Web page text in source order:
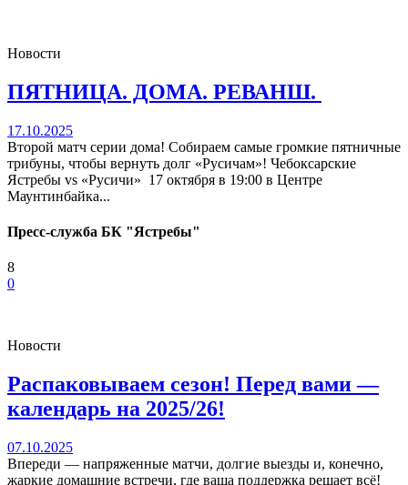
Новости
ПЯТНИЦА. ДОМА. РЕВАНШ.
17.10.2025
Второй матч серии дома! Собираем самые громкие пятничные
трибуны, чтобы вернуть долг «Русичам»! Чебоксарские
Ястребы vs «Русичи» 17 октября в 19:00 в Центре
Маунтинбайка...
Пресс-служба БК "Ястребы"
8
0
Новости
Распаковываем сезон! Перед вами —
календарь на 2025/26!
07.10.2025
Впереди — напряженные матчи, долгие выезды и, конечно,
жаркие домашние встречи, где ваша поддержка решает всё!